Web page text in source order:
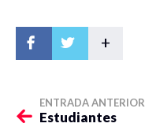
+
ENTRADA ANTERIOR
Estudiantes